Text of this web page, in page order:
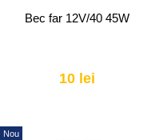
Bec far 12V/40 45W
10 lei
Nou